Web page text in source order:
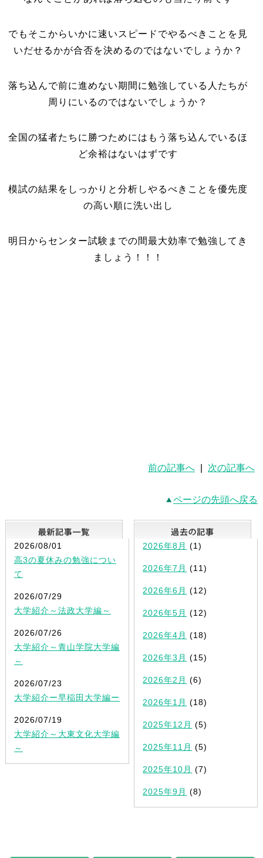
でもそこからいかに速いスピードでやるべきことを見
いだせるかが合否を決めるのではないでしょうか？
落ち込んで前に進めない期間に勉強している人たちが
周りにいるのではないでしょうか？
全国の猛者たちに勝つためにはもう落ち込んでいるほ
ど余裕はないはずです
模試の結果をしっかりと分析しやるべきことを優先度
の高い順に洗い出し
明日からセンター試験までの間最大効率で勉強してき
ましょう！！！
前の記事へ 次の記事へ
ページの先頭へ戻る
最新記事一覧
2026/08/01
高3の夏休みの勉強につい
て
2026/07/29
大学紹介～法政大学編～
2026/07/26
大学紹介～青山学院大学編
～
2026/07/23
大学紹介ー早稲田大学編ー
2026/07/19
大学紹介～大東文化大学編
～
2026年8月 (1)
2026年7月 (11)
2026年6月 (12)
2026年5月 (12)
2026年4月 (18)
2026年3月 (15)
2026年2月 (6)
2026年1月 (18)
2025年12月 (5)
2025年11月 (5)
2025年10月 (7)
2025年9月 (8)